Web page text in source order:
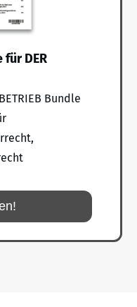
DER
Bundle